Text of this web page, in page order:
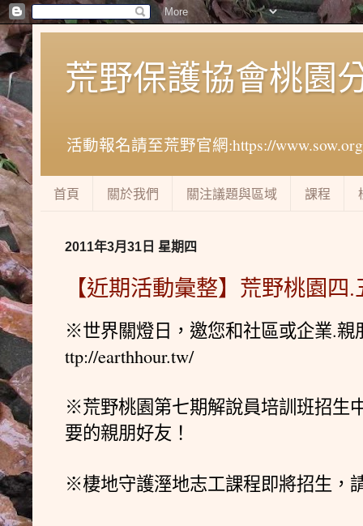
荒野保護協會桃園
活動報名請至荒野官網:https://
首頁 關於我們 關注議題與區域 課程
2011年3月31日 星期四
【近期活動彙整】荒野桃園四
※世界關燈日，邀您和社區或企業.親
ttp://earthhour.tw/
※荒野桃園第七期解說員培訓班招生
要的親朋好友！
※棲地守護溼地志工課程即將招生，